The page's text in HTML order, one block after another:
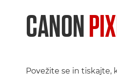
CANON
Povežite se in tiskajte,